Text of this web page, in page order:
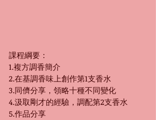
課程綱要：
1.複方調香簡介
2.在基調香味上創作第1支香水
3.同儕分享，領略十種不同變化
4.汲取剛才的經驗，調配第2支香水
5.作品分享